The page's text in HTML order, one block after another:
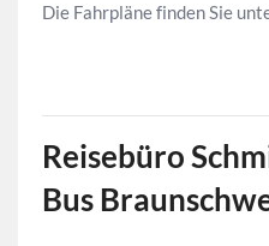
Die Fahrpläne finden Sie
Reisebüro
Bus